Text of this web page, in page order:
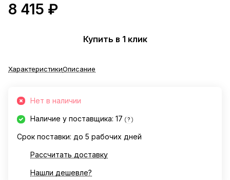
8 415 ₽
Купить в 1 клик
ХарактеристикиОписание
Нет в наличии
Наличие у поставщика: 17 ?
Срок поставки: до 5 рабочих дней
Рассчитать доставку
Нашли дешевле?